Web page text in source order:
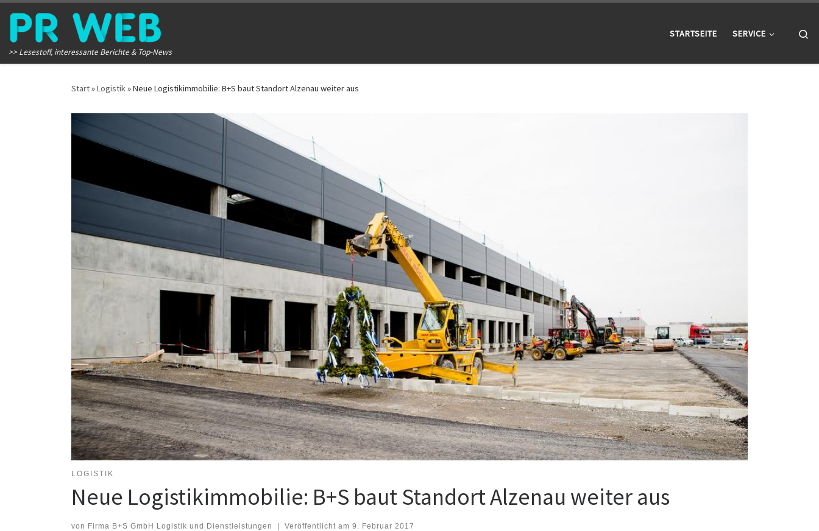
Zum Inhalt springen
>> Lesestoff, interessante Berichte & Top-News
STARTSEITE SERVICE
Start»Logistik»Neue Logistikimmobilie: B+S baut Standort Alzenau weiter aus
LOGISTIK
Neue Logistikimmobilie: B+S baut Standort Alzenau weiter aus
von Firma B+S GmbH Logistik und Dienstleistungen | Veröffentlicht am 9. Februar 2017